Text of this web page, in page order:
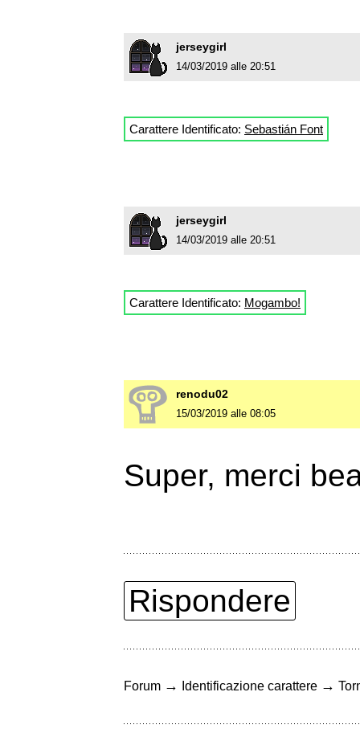
jerseygirl
14/03/2019 alle 20:51
Carattere Identificato: Sebastián Font
jerseygirl
14/03/2019 alle 20:51
Carattere Identificato: Mogambo!
renodu02
15/03/2019 alle 08:05
Super, merci
Rispondere
Forum → Identificazione carattere →